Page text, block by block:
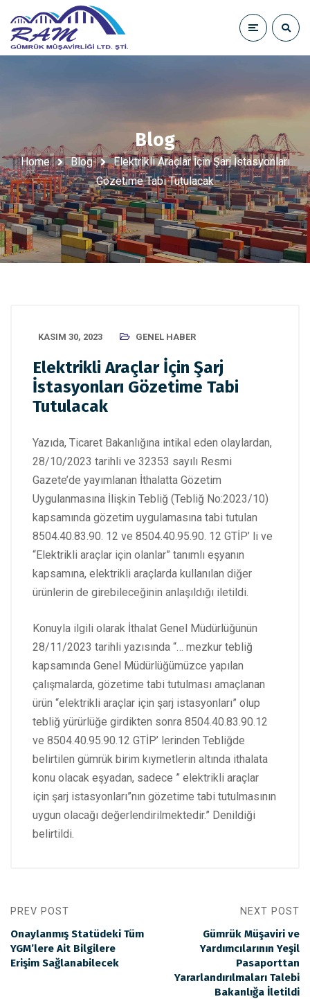
Blog
Home Blog
Elektrikli Araçlar İçin Şarj İstasyonları
Gözetime Tabi Tutulacak
KASIM 30, 2023 GENEL HABER
Elektrikli Araçlar İçin Şarj
İstasyonları Gözetime Tabi
Tutulacak
Yazıda, Ticaret Bakanlığına intikal eden olaylardan,
28/10/2023 tarihli ve 32353 sayılı Resmi
Gazete’de yayımlanan İthalatta Gözetim
Uygulanmasına İlişkin Tebliğ (Tebliğ No:2023/10)
kapsamında gözetim uygulamasına tabi tutulan
8504.40.83.90. 12 ve 8504.40.95.90. 12 GTİP’ li ve
“Elektrikli araçlar için olanlar” tanımlı eşyanın
kapsamına, elektrikli araçlarda kullanılan diğer
ürünlerin de girebileceğinin anlaşıldığı iletildi.
Konuyla ilgili olarak İthalat Genel Müdürlüğünün
28/11/2023 tarihli yazısında “… mezkur tebliğ
kapsamında Genel Müdürlüğümüzce yapılan
çalışmalarda, gözetime tabi tutulması amaçlanan
ürün “elektrikli araçlar için şarj istasyonları” olup
tebliğ yürürlüğe girdikten sonra 8504.40.83.90.12
ve 8504.40.95.90.12 GTİP’ lerinden Tebliğde
belirtilen gümrük birim kıymetlerin altında ithalata
konu olacak eşyadan, sadece ” elektrikli araçlar
için şarj istasyonları”nın gözetime tabi tutulmasının
uygun olacağı değerlendirilmektedir.” Denildiği
belirtildi.
PREV POST
Onaylanmış Statüdeki Tüm
YGM’lere Ait Bilgilere
Erişim Sağlanabilecek
NEXT POST
Gümrük Müşaviri ve
Yardımcılarının Yeşil
Pasaporttan
Yararlandırılmaları Talebi
Bakanlığa İletildi